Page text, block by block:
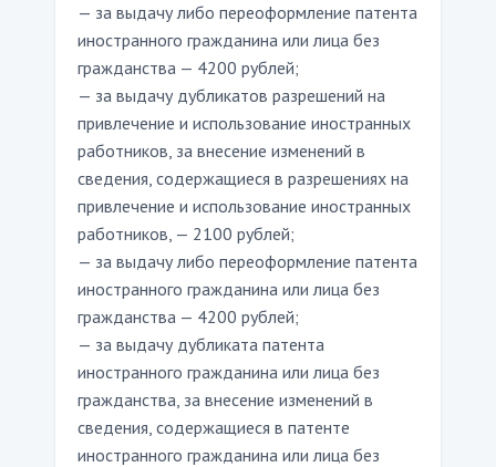
— за выдачу либо переоформление патента
иностранного гражданина или лица без
гражданства — 4200 рублей;
— за выдачу дубликатов разрешений на
привлечение и использование иностранных
работников, за внесение изменений в
сведения, содержащиеся в разрешениях на
привлечение и использование иностранных
работников, — 2100 рублей;
— за выдачу либо переоформление патента
иностранного гражданина или лица без
гражданства — 4200 рублей;
— за выдачу дубликата патента
иностранного гражданина или лица без
гражданства, за внесение изменений в
сведения, содержащиеся в патенте
иностранного гражданина или лица без